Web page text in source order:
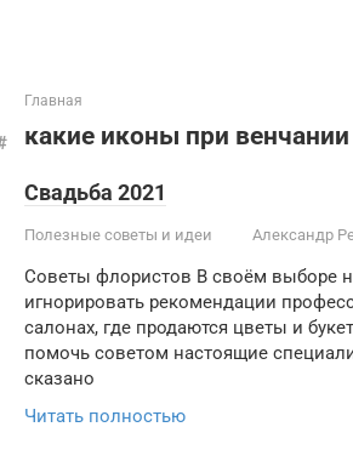
Главная
какие иконы при венчании
Свадьба 2021
Полезные советы и идеи Александр
Советы флористов В своём выборе
игнорировать рекомендации
салонах, где продаются цветы и
помочь советом настоящие
сказано
Читать полностью